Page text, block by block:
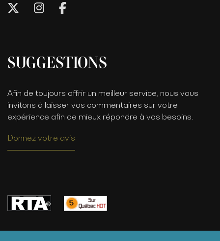
SUGGESTIONS
Afin de toujours offrir un meilleur service, nous vous
invitons à laisser vos commentaires sur votre
expérience afin de mieux répondre à vos besoins.
Donnez votre avis